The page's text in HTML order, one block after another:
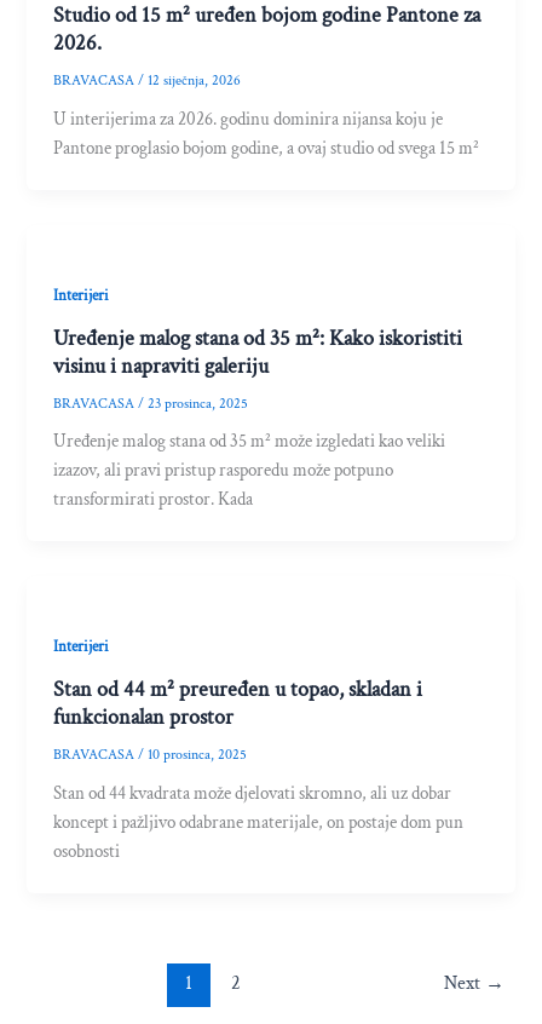
Studio od 15 m² uređen bojom godine Pantone za
2026.
BRAVACASA/12 siječnja, 2026
U interijerima za 2026. godinu dominira nijansa koju je
Pantone proglasio bojom godine, a ovaj studio od svega 15 m²
Interijeri
Uređenje malog stana od 35 m²: Kako iskoristiti
visinu i napraviti galeriju
BRAVACASA/23 prosinca, 2025
Uređenje malog stana od 35 m² može izgledati kao veliki
izazov, ali pravi pristup rasporedu može potpuno
transformirati prostor. Kada
Interijeri
Stan od 44 m² preuređen u topao, skladan i
funkcionalan prostor
BRAVACASA/10 prosinca, 2025
Stan od 44 kvadrata može djelovati skromno, ali uz dobar
koncept i pažljivo odabrane materijale, on postaje dom pun
osobnosti
1 2 Next →